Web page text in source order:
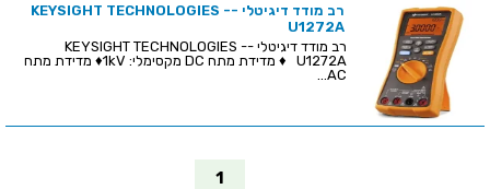
רב מודד דיגיטלי -KEYSIGHT TECHNOLOGIES -
U1272A
רב מודד דיגיטלי -KEYSIGHT TECHNOLOGIES -
U1272A ♦ מדידת מתח DC מקסימלי: 1kV♦ מדידת מתח
AC...
1